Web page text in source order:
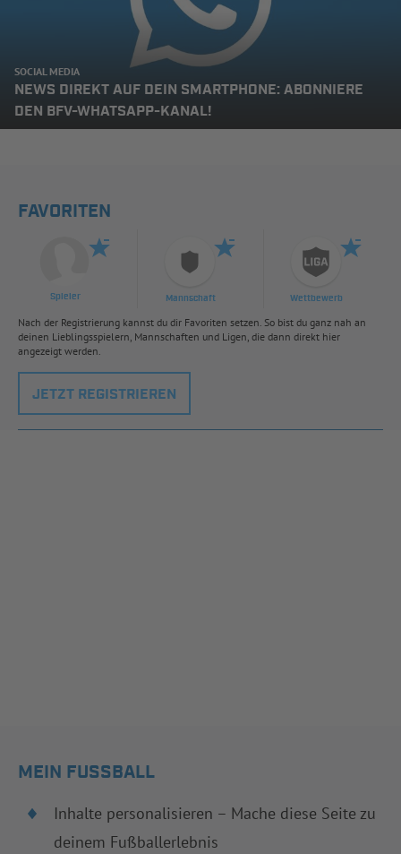
SOCIAL MEDIA
NEWS DIREKT AUF DEIN SMARTPHONE: ABONNIERE
DEN BFV-WHATSAPP-KANAL!
FAVORITEN
Spieler Mannschaft Wettbewerb
Nach der Registrierung kannst du dir Favoriten setzen. So bist du ganz nah an
deinen Lieblingsspielern, Mannschaften und Ligen, die dann direkt hier
angezeigt werden.
JETZT REGISTRIEREN
MEIN FUSSBALL
Inhalte personalisieren – Mache diese Seite zu
deinem Fußballerlebnis